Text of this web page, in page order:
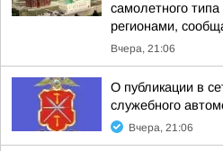
самолетного
регионами,
Вчера, 21:06
О публикации в
служебного
Вчера, 21:06